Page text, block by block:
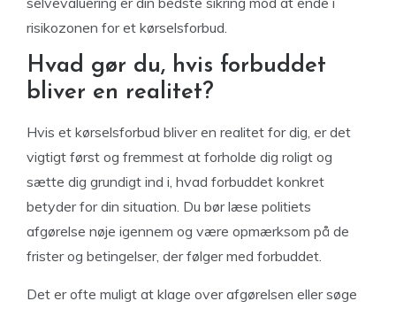
risikozonen for et kørselsforbud.
Hvad gør du, hvis forbuddet
bliver en realitet?
Hvis et kørselsforbud bliver en realitet for dig, er det
vigtigt først og fremmest at forholde dig roligt og
sætte dig grundigt ind i, hvad forbuddet konkret
betyder for din situation. Du bør læse politiets
afgørelse nøje igennem og være opmærksom på de
frister og betingelser, der følger med forbuddet.
Det er ofte muligt at klage over afgørelsen eller søge